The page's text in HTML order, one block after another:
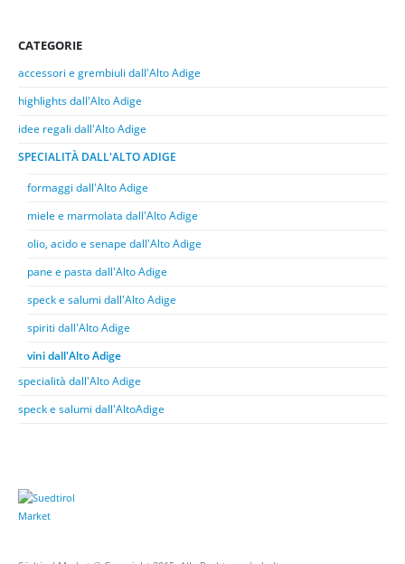
CATEGORIE
accessori e grembiuli dall'Alto Adige
highlights dall'Alto Adige
idee regali dall'Alto Adige
SPECIALITÀ DALL'ALTO ADIGE
formaggi dall'Alto Adige
miele e marmolata dall'Alto Adige
olio, acido e senape dall'Alto Adige
pane e pasta dall'Alto Adige
speck e salumi dall'Alto Adige
spiriti dall'Alto Adige
vini dall'Alto Adige
specialità dall'Alto Adige
speck e salumi dall'AltoAdige